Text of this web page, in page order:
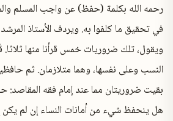
رحمه الله بكلمة (حفظ) عن واجب المسلم
في تحقيق ما كلفوا به. ويردف الأستاذ
ويقول، تلك ضروريات خمس قرأنا منها ثلاثا.
النسب وعلى نفسها، وهما متلازمان. ثم
بقيت ضروريتان مما عند إمام فقه المقاصد:
هل ينحفظ شيء من أمانات النساء إن لم يكن